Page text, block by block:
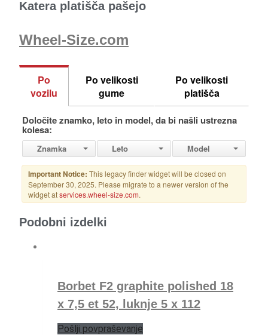
Katera platišča pašejo
Wheel-Size.com
Podobni izdelki
Borbet F2 graphite polished 18
x 7,5 et 52, luknje 5 x 112
Pošlji povpraševanje